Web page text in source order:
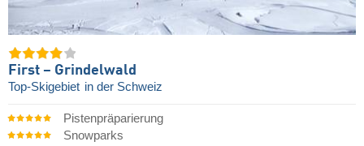
First – Grindelwald
Top-Skigebiet in der Schweiz
Pistenpräparierung
Snowparks